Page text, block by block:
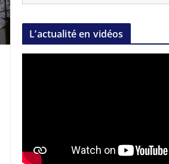
L’actualité en vidéos